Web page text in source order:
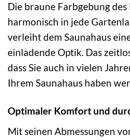
Die braune Farbgebung des
harmonisch in jede
verleiht dem Saunahaus
einladende Optik. Das
dass Sie auch in vielen
Ihrem Saunahaus haben
Optimaler Komfort und
Mit seinen Abmessungen